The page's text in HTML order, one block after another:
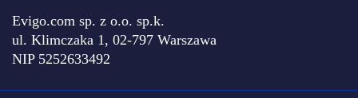
Evigo.com sp. z o.o. sp.k.
ul. Klimczaka 1, 02-797 Warszawa
NIP 5252633492